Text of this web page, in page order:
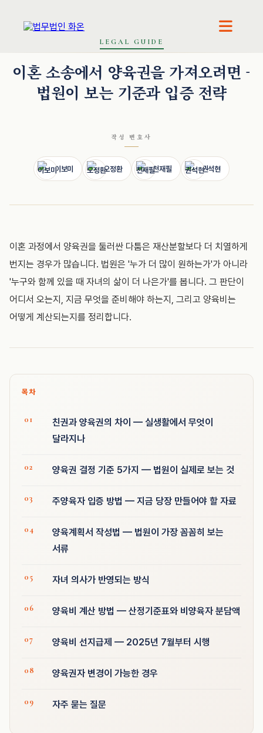
LEGAL GUIDE
이혼 소송에서 양육권을 가져오려면 -
법원이 보는 기준과 입증 전략
작성 변호사
이보미 오정환 천재필 권석현
이혼 과정에서 양육권을 둘러싼 다툼은 재산분할보다 더 치열하게
번지는 경우가 많습니다. 법원은 '누가 더 많이 원하는가'가 아니라
'누구와 함께 있을 때 자녀의 삶이 더 나은가'를 봅니다. 그 판단이
어디서 오는지, 지금 무엇을 준비해야 하는지, 그리고 양육비는
어떻게 계산되는지를 정리합니다.
목차
친권과 양육권의 차이 — 실생활에서 무엇이
달라지나
양육권 결정 기준 5가지 — 법원이 실제로 보는 것
주양육자 입증 방법 — 지금 당장 만들어야 할 자료
양육계획서 작성법 — 법원이 가장 꼼꼼히 보는
서류
자녀 의사가 반영되는 방식
양육비 계산 방법 — 산정기준표와 비양육자 분담액
양육비 선지급제 — 2025년 7월부터 시행
양육권자 변경이 가능한 경우
자주 묻는 질문